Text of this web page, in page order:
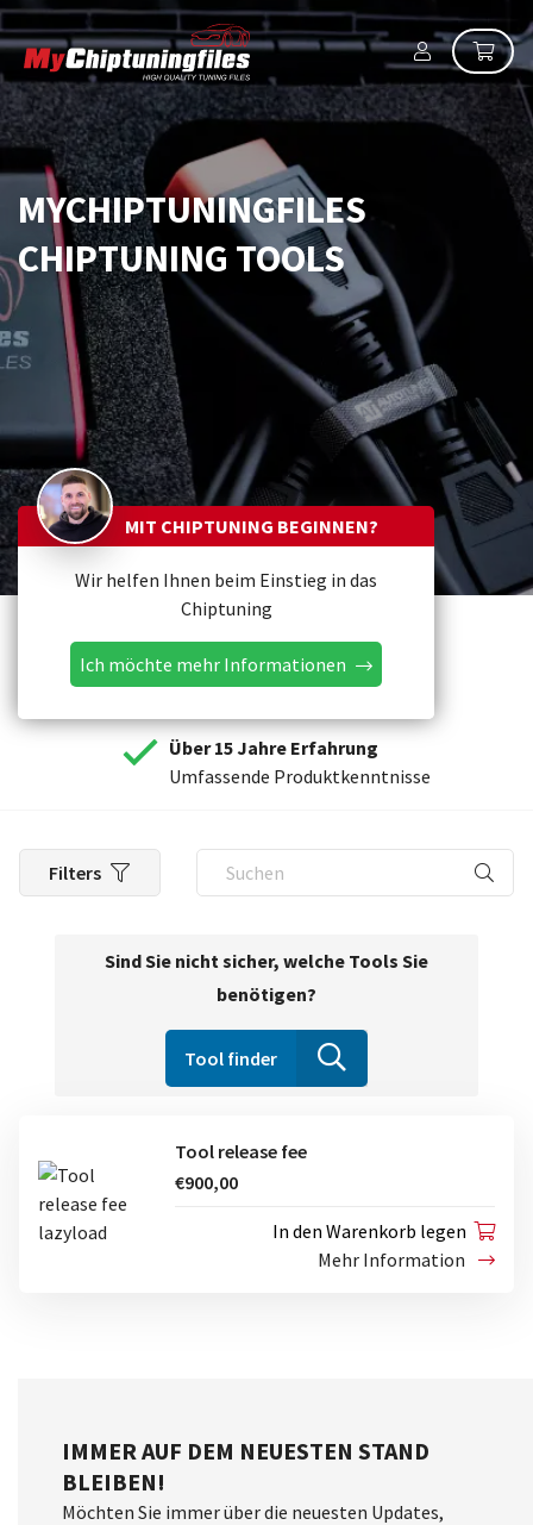
MYCHIPTUNINGFILES
CHIPTUNING TOOLS
MIT CHIPTUNING BEGINNEN?
Wir helfen Ihnen beim Einstieg in das
Chiptuning
Ich möchte mehr Informationen
Über 15 Jahre Erfahrung
Umfassende Produktkenntnisse
Filters
Sind Sie nicht sicher, welche Tools Sie
benötigen?
Tool finder
Tool release fee
€900,00
In den Warenkorb legen
Mehr Information
IMMER AUF DEM NEUESTEN STAND
BLEIBEN!
Möchten Sie immer über die neuesten Updates,